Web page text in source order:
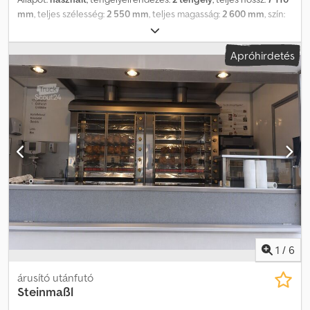
nemzetközi kikötőkbe is megszervezzük, felár ellenében. Kérésre
távvezérléssel is biztosítjuk a minőségellenőrzést, elvégezve az Ön
részére a műszaki vizsgát (díj ellenében). Gyors és egyszerű
finanszírozási lehetőségek németországi ügyfelek számára. Az EU-
n kívüli export esetén a törvényes áfát kaucióként meg kell fizetni.
A hibákért és a közvetítői tevékenységért felelősséget nem
vállalunk. További ajánlatokat weboldalunkon talál. Szívesen
válaszolunk minden kérdésére. Német és angol nyelven: ,, Cseh,
francia, orosz, bolgár, német és angol nyelven: . Minden adat
garancia nélkül, beleértve a felszerelést és a tartozékokat.
mm, teljes szélesség:2 550 mm, teljes magasság:2 600 mm, szín:
, Bruttó tömeg: 4.557 kg Dkodpfx Ajwif Uljifor
Hasznos teher: 13.443 kg TELJES ÖSSZTÖMEG: 18.000 kg
Apróhirdetés
1 / 6
árusító utánfutó
Steinmaßl